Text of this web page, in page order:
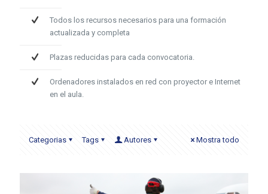
Todos los recursos necesarios para una formación
actualizada y completa
Plazas reducidas para cada convocatoria.
Ordenadores instalados en red con proyector e Internet
en el aula.
Categorias Tags Autores Mostra todo